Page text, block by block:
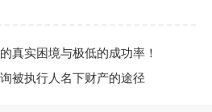
真实困境与极低的成功率！
被执行人名下财产的途径